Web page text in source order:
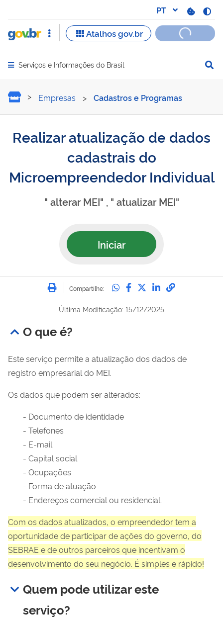
Abrir menu principal de navegação
Serviços e Informações do Brasil
Realizar atualização de
Empresas > Cadastros e Programas
Realizar atualização de dados
cadastrais do
Microempreendedor Individual
" alterar MEI" , " atualizar MEI"
Iniciar
Imprimir
Compartilhe: Compartilhe no
Compartilhe no
Compartilhe no
Compartilhe
Última Modificação: 15/12/2025
O que é?
Este serviço permite a atualização dos dados de
registro empresarial do MEI.
Os dados que podem ser alterados:
- Documento de identidade
- Telefones
- E-mail
- Capital social
- Ocupações
- Forma de atuação
- Endereços comercial ou residencial.
Com os dados atualizados, o empreendedor tem a
oportunidade de participar de ações do governo, do
SEBRAE e de outros parceiros que incentivam o
desenvolvimento do seu negócio. É simples e rápido!
Quem pode utilizar este
serviço?